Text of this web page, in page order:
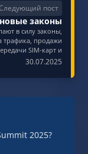
пост
законы
в силу законы,
трафика, продажи
SIM-карт и
30.07.2025
2025?